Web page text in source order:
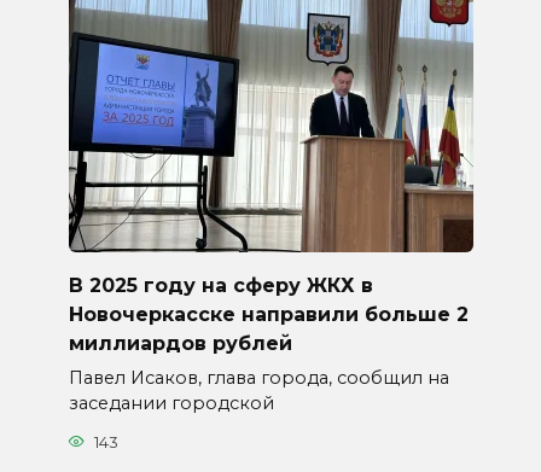
В 2025 году на сферу ЖКХ в
Новочеркасске направили больше 2
миллиардов рублей
Павел Исаков, глава города, сообщил на
заседании городской
143